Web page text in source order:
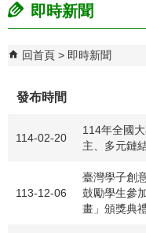
即時新聞
回首頁 即時新聞
發布時間
114-02-20
114年全國
主、多元鏈結
113-12-06
臺灣學子創
鼓勵學生參
畫」頒獎典